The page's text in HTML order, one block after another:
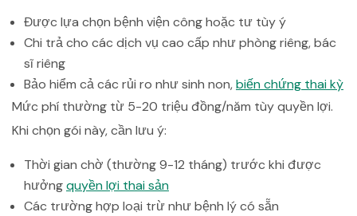
Được lựa chọn bệnh viện công hoặc tư tùy ý
Chi trả cho các dịch vụ cao cấp như phòng riêng, bác
sĩ riêng
Bảo hiểm cả các rủi ro như sinh non,biến chứng thai kỳ
Mức phí thường từ 5-20 triệu đồng/năm tùy quyền lợi.
Khi chọn gói này, cần lưu ý:
Thời gian chờ (thường 9-12 tháng) trước khi được
hưởngquyền lợi thai sản
Các trường hợp loại trừ như bệnh lý có sẵn